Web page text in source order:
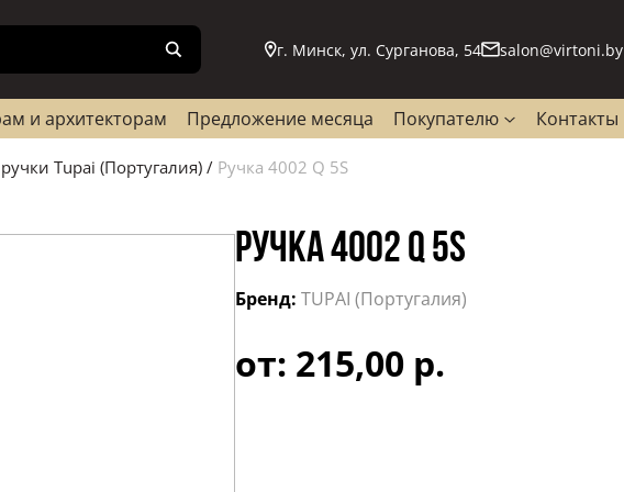
г. Минск, ул. Сурганова, 54 salon@virtoni.by
и архитекторам Предложение месяца Покупателю Контакты
Tupai (Португалия) / Ручка 4002 Q 5S
РУЧКА 4002 Q 5S
Бренд: TUPAI (Португалия)
от: 215,00 р.